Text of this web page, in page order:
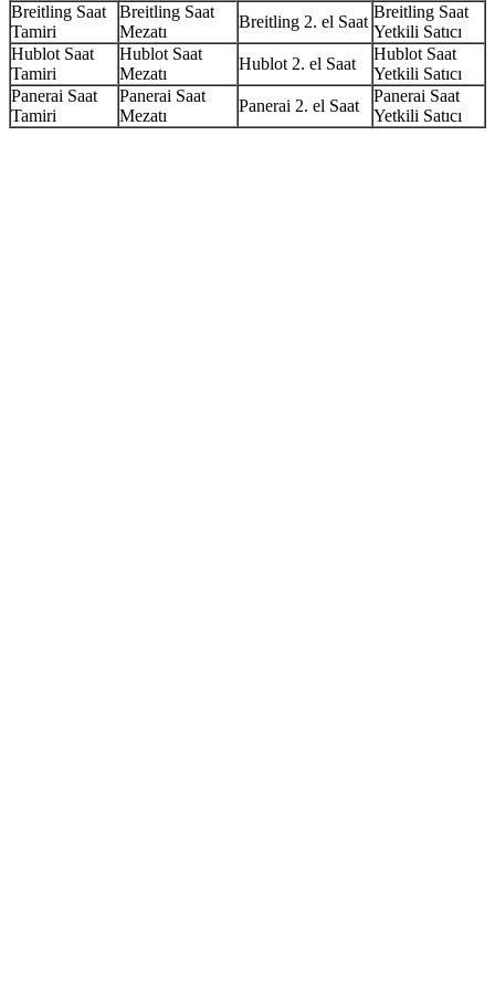
Breitling Saat
Tamiri
Breitling Saat
Mezatı
Breitling 2. el Saat
Breitling Saat
Yetkili Satıcı
Hublot Saat
Tamiri
Hublot Saat
Mezatı
Hublot 2. el Saat
Hublot Saat
Yetkili Satıcı
Panerai Saat
Tamiri
Panerai Saat
Mezatı
Panerai 2. el Saat
Panerai Saat
Yetkili Satıcı